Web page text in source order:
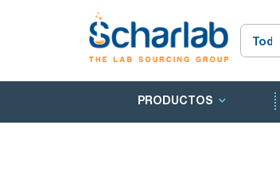
PRODUCTOS